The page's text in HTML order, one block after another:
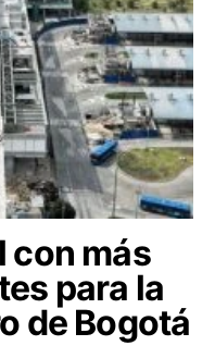
con más
para la
de Bogotá